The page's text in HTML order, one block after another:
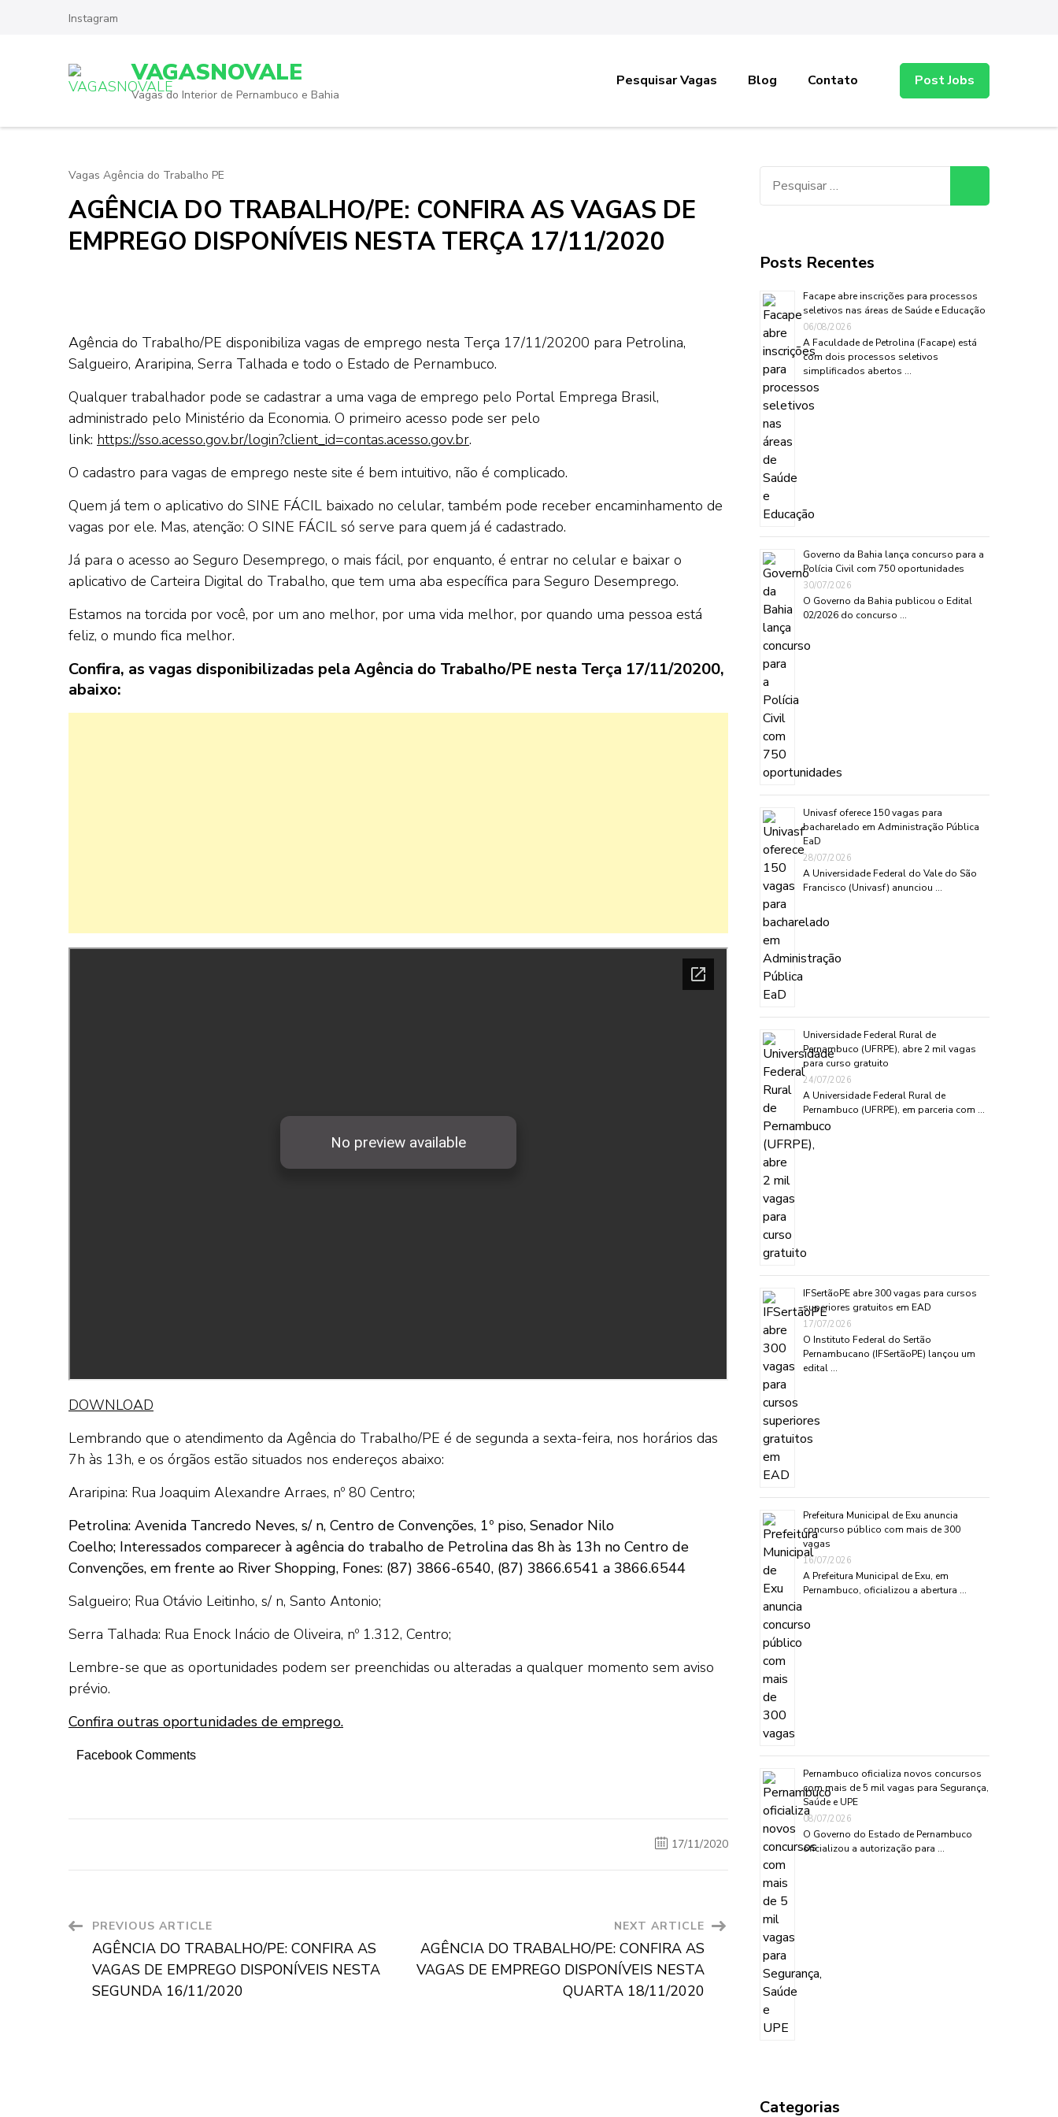
Instagram
VAGASNOVALE
Vagas do Interior de Pernambuco e Bahia
Pesquisar Vagas Blog Contato Post Jobs
Vagas Agência do Trabalho PE
AGÊNCIA DO TRABALHO/PE: CONFIRA AS VAGAS DE
EMPREGO DISPONÍVEIS NESTA TERÇA 17/11/2020
Agência do Trabalho/PE disponibiliza vagas de emprego nesta Terça 17/11/20200 para Petrolina,
Salgueiro, Araripina, Serra Talhada e todo o Estado de Pernambuco.
Qualquer trabalhador pode se cadastrar a uma vaga de emprego pelo Portal Emprega Brasil,
administrado pelo Ministério da Economia. O primeiro acesso pode ser pelo
link: https://sso.acesso.gov.br/login?client_id=contas.acesso.gov.br.
O cadastro para vagas de emprego neste site é bem intuitivo, não é complicado.
Quem já tem o aplicativo do SINE FÁCIL baixado no celular, também pode receber encaminhamento de
vagas por ele. Mas, atenção: O SINE FÁCIL só serve para quem já é cadastrado.
Já para o acesso ao Seguro Desemprego, o mais fácil, por enquanto, é entrar no celular e baixar o
aplicativo de Carteira Digital do Trabalho, que tem uma aba específica para Seguro Desemprego.
Estamos na torcida por você, por um ano melhor, por uma vida melhor, por quando uma pessoa está
feliz, o mundo fica melhor.
Confira, as vagas disponibilizadas pela Agência do Trabalho/PE nesta Terça 17/11/20200,
abaixo:
DOWNLOAD
Lembrando que o atendimento da Agência do Trabalho/PE é de segunda a sexta-feira, nos horários das
7h às 13h, e os órgãos estão situados nos endereços abaixo:
Araripina: Rua Joaquim Alexandre Arraes, nº 80 Centro;
Petrolina: Avenida Tancredo Neves, s/ n, Centro de Convenções, 1º piso, Senador Nilo
Coelho; Interessados comparecer à agência do trabalho de Petrolina das 8h às 13h no Centro de
Convenções, em frente ao River Shopping, Fones: (87) 3866-6540, (87) 3866.6541 a 3866.6544
Salgueiro; Rua Otávio Leitinho, s/ n, Santo Antonio;
Serra Talhada: Rua Enock Inácio de Oliveira, nº 1.312, Centro;
Lembre-se que as oportunidades podem ser preenchidas ou alteradas a qualquer momento sem aviso
prévio.
Confira outras oportunidades de emprego.
Facebook Comments
17/11/2020
Post
Navigation
PREVIOUS ARTICLE
AGÊNCIA DO TRABALHO/PE: CONFIRA AS
VAGAS DE EMPREGO DISPONÍVEIS NESTA
SEGUNDA 16/11/2020
NEXT ARTICLE
AGÊNCIA DO TRABALHO/PE: CONFIRA AS
VAGAS DE EMPREGO DISPONÍVEIS NESTA
QUARTA 18/11/2020
Posts Recentes
Facape abre inscrições para processos
seletivos nas áreas de Saúde e Educação
06/08/2026
A Faculdade de Petrolina (Facape) está
com dois processos seletivos
simplificados abertos …
Governo da Bahia lança concurso para a
Polícia Civil com 750 oportunidades
30/07/2026
O Governo da Bahia publicou o Edital
02/2026 do concurso …
Univasf oferece 150 vagas para
bacharelado em Administração Pública
EaD
28/07/2026
A Universidade Federal do Vale do São
Francisco (Univasf) anunciou …
Universidade Federal Rural de
Pernambuco (UFRPE), abre 2 mil vagas
para curso gratuito
24/07/2026
A Universidade Federal Rural de
Pernambuco (UFRPE), em parceria com …
IFSertãoPE abre 300 vagas para cursos
superiores gratuitos em EAD
17/07/2026
O Instituto Federal do Sertão
Pernambucano (IFSertãoPE) lançou um
edital …
Prefeitura Municipal de Exu anuncia
concurso público com mais de 300
vagas
16/07/2026
A Prefeitura Municipal de Exu, em
Pernambuco, oficializou a abertura …
Pernambuco oficializa novos concursos
com mais de 5 mil vagas para Segurança,
Saúde e UPE
08/07/2026
O Governo do Estado de Pernambuco
oficializou a autorização para …
Categorias